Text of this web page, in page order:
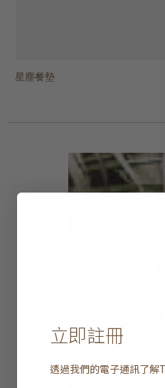
星塵餐墊
葉形餐墊
藤蔓餐墊
Hong Kong design 城市情懷印花茶巾
Hong Kong design 城市情懷印花水
經典洗碗巾 - 一套四條
奢華洗碗巾 - 一套三條
當代洗碗巾 - 一套四條
復古戈登茶巾
凹槽花紋水杯
立即註冊
透過我們的電子通訊了解